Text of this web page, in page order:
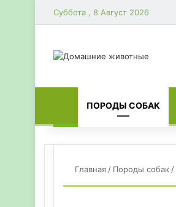
Суббота , 8 Август 2026
ГЛАВНАЯ
ПОРОДЫ СОБАК
Главная / Породы собак /